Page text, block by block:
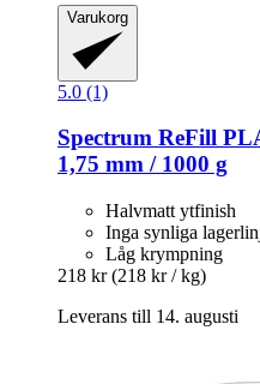
Varukorg
5.0 (1)
Spectrum ReFill
1,75 mm / 1000 g
Halvmatt ytfinish
Inga synliga
Låg krympning
218 kr (218 kr / kg)
Leverans till 14. augusti